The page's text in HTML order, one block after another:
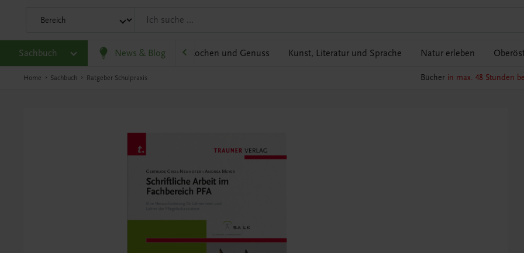
Sachbuch News & Blog
und Wirtschaft Karriere und Beruf Kochen und Genuss Kunst, Literatur und Sprache Natur erleben
Home Sachbuch Ratgeber Schulpraxis Bücher in max. 48 Stunden